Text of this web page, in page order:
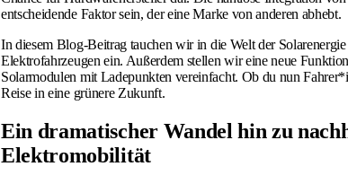
entscheidende Faktor sein, der eine Marke von anderen abhebt.
In diesem Blog-Beitrag tauchen wir in die Welt der
Elektrofahrzeugen ein. Außerdem stellen wir eine neue
Solarmodulen mit Ladepunkten vereinfacht. Ob du nun
Reise in eine grünere Zukunft.
Ein dramatischer Wandel hin zu
Elektromobilität